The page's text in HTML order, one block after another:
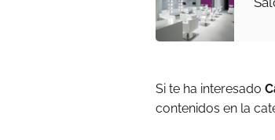
Si te ha interesado
contenidos en la